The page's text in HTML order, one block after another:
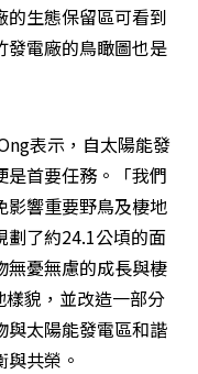
的生態保留區可看到
發電廠的鳥瞰圖也是
表示，自太陽能發
是首要任務。「我們
影響重要野鳥及棲地
劃了約24.1公頃的面
無憂無慮的成長與棲
貌，並改造一部分
與太陽能發電區和諧
共榮。